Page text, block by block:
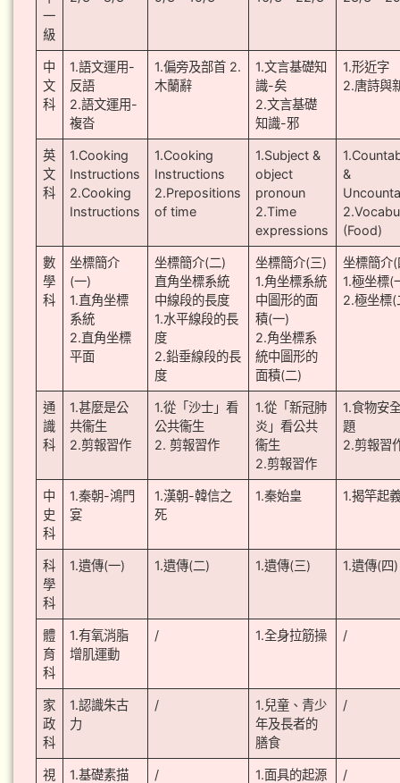
一
級
中
文
科
1.語文運用-
反語
2.語文運用-
複沓
1.偏旁及部首 2.
木蘭辭
1.文言基礎知
識-矣
2.文言基礎
知識-邪
1.形近字
2.唐詩與
英
文
科
1.Cooking
Instructions
2.Cooking
Instructions
1.Cooking
Instructions
2.Prepositions
of time
1.Subject &
object
pronoun
2.Time
expressions
&
(Food)
數
學
科
坐標簡介
(一)
1.直角坐標
系統
2.直角坐標
平面
坐標簡介(二)
直角坐標系統
中線段的長度
1.水平線段的長
度
2.鉛垂線段的長
度
坐標簡介(三)
1.角坐標系統
中圖形的面
積(一)
2.角坐標系
統中圖形的
面積(二)
坐標簡介
1.極坐標(
2.極坐標(
通
識
科
1.甚麼是公
共衞生
2.剪報習作
1.從「沙士」看
公共衞生
2. 剪報習作
1.從「新冠肺
炎」看公共
衞生
2.剪報習作
1.食物安
題
2.剪報習
中
史
科
1.秦朝-鴻門
宴
1.漢朝-韓信之
死
1.秦始皇 1.揭竿起
科
學
科
1.遺傳(一) 1.遺傳(二) 1.遺傳(三) 1.遺傳(四)
體
育
科
1.有氧消脂
增肌運動
/ 1.全身拉筋操 /
家
政
科
1.認識朱古
力
/
1.兒童、青少
年及長者的
膳食
/
視
1.基礎素描 /
1.面具的起源
/